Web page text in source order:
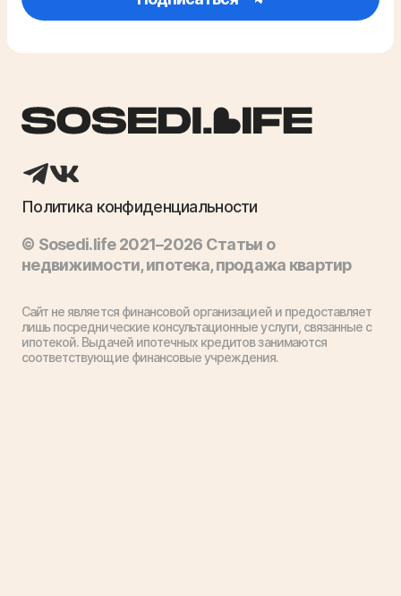
Политика конфиденциальности
© Sosedi.life 2021–2026 Статьи о
недвижимости, ипотека, продажа квартир
Сайт не является финансовой организацией и предоставляет
лишь посреднические консультационные услуги, связанные с
ипотекой. Выдачей ипотечных кредитов занимаются
соответствующие финансовые учреждения.